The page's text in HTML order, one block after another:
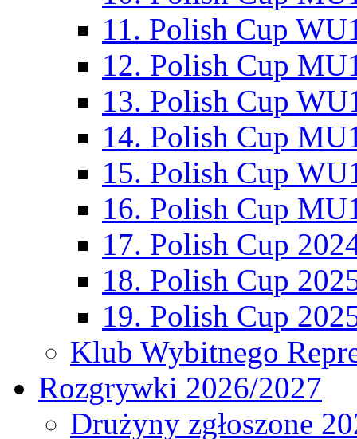
11. Polish Cup
12. Polish Cup
13. Polish Cup
14. Polish Cup
15. Polish Cup
16. Polish Cup
17. Polish Cup
18. Polish Cup
19. Polish Cup
Klub Wybitnego
Rozgrywki 2026/2027
Drużyny zgłoszone